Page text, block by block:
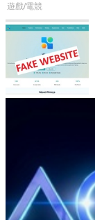
遊戲/電競